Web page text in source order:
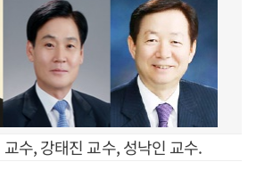
수, 강태진 교수, 성낙인 교수.